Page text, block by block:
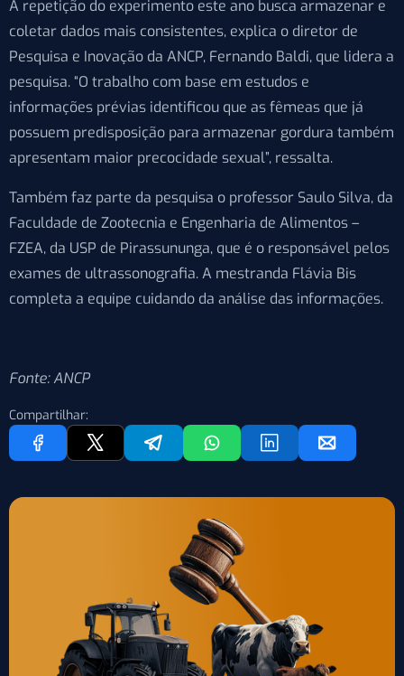
A repetição do experimento este ano busca armazenar e
coletar dados mais consistentes, explica o diretor de
Pesquisa e Inovação da ANCP, Fernando Baldi, que lidera a
pesquisa. “O trabalho com base em estudos e
informações prévias identificou que as fêmeas que já
possuem predisposição para armazenar gordura também
apresentam maior precocidade sexual”, ressalta.
Também faz parte da pesquisa o professor Saulo Silva, da
Faculdade de Zootecnia e Engenharia de Alimentos –
FZEA, da USP de Pirassununga, que é o responsável pelos
exames de ultrassonografia. A mestranda Flávia Bis
completa a equipe cuidando da análise das informações.
Fonte: ANCP
Compartilhar: